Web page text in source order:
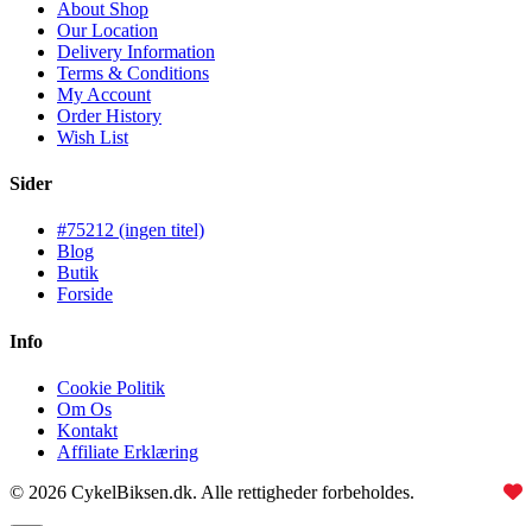
About Shop
Our Location
Delivery Information
Terms & Conditions
My Account
Order History
Wish List
Sider
#75212 (ingen titel)
Blog
Butik
Forside
Info
Cookie Politik
Om Os
Kontakt
Affiliate Erklæring
© 2026 CykelBiksen.dk. Alle rettigheder forbeholdes.